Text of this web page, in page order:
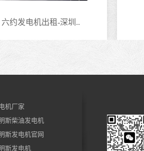
六约发电机出租-深圳..
机厂家
斯柴油发电机
斯发电机官网
斯发电机